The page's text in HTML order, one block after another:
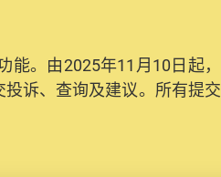
。由2025年11月10日起，
诉、查询及建议。所有提交